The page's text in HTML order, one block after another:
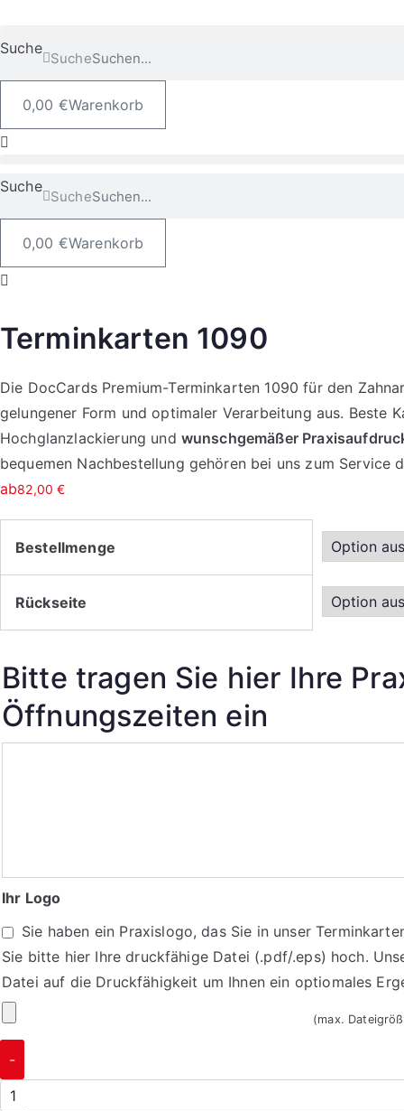
Suche
Suche
0,00 €Warenkorb
Suche
Suche
0,00 €Warenkorb
Terminkarten 1090
Die DocCards Premium-Terminkarten 1090 für den
gelungener Form und optimaler Verarbeitung aus. Beste
Hochglanzlackierung und wunschgemäßer
bequemen Nachbestellung gehören bei uns zum Service
ab82,00€
Bestellmenge
Rückseite
Bitte tragen Sie hier Ihre
Öffnungszeiten ein
Praxisdaten/
Öffnungszeiten
ein
Ihr Logo
Sie haben ein Praxislogo, das Sie in unser
Sie bitte hier Ihre druckfähige Datei (.pdf/.eps) hoch.
Datei auf die Druckfähigkeit um Ihnen ein optiomales
Logo
(max.
-
1090